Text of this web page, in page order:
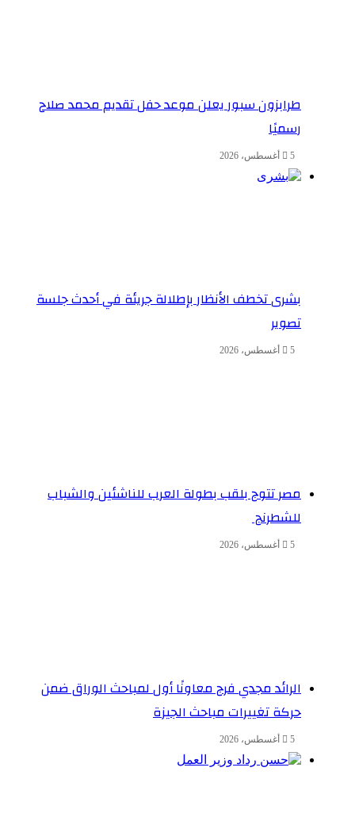
طرابزون سبور يعلن موعد حفل تقديم محمد صلاح
رسميًا
5 أغسطس، 2026
بشرى تخطف الأنظار بإطلالة جريئة في أحدث جلسة
تصوير
5 أغسطس، 2026
مصر تتوج بلقب بطولة العرب للناشئين والشباب
للشطرنج
5 أغسطس، 2026
الرائد مجدي فرج معاونًا أول لمباحث الوراق ضمن
حركة تغييرات مباحث الجيزة
5 أغسطس، 2026